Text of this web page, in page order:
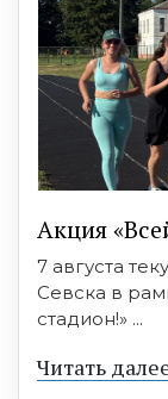
Акция
7 августа
Севска в
стадион!» ...
Читать